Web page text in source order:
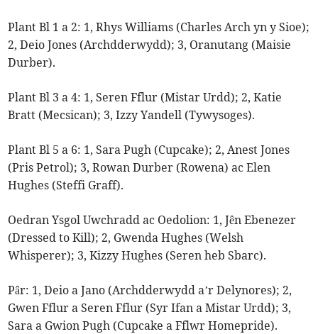
Plant Bl 1 a 2: 1, Rhys Williams (Charles Arch yn y Sioe);
2, Deio Jones (Archdderwydd); 3, Oranutang (Maisie
Durber).
Plant Bl 3 a 4: 1, Seren Fflur (Mistar Urdd); 2, Katie
Bratt (Mecsican); 3, Izzy Yandell (Tywysoges).
Plant Bl 5 a 6: 1, Sara Pugh (Cupcake); 2, Anest Jones
(Pris Petrol); 3, Rowan Durber (Rowena) ac Elen
Hughes (Steffi Graff).
Oedran Ysgol Uwchradd ac Oedolion: 1, Jên Ebenezer
(Dressed to Kill); 2, Gwenda Hughes (Welsh
Whisperer); 3, Kizzy Hughes (Seren heb Sbarc).
Pâr: 1, Deio a Jano (Archdderwydd a’r Delynores); 2,
Gwen Fflur a Seren Fflur (Syr Ifan a Mistar Urdd); 3,
Sara a Gwion Pugh (Cupcake a Fflwr Homepride).